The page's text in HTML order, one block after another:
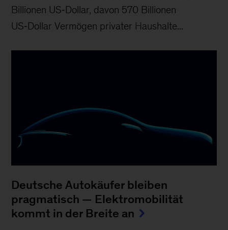
Billionen US‑Dollar, davon 570 Billionen
US‑Dollar Vermögen privater Haushalte...
Deutsche Autokäufer bleiben
pragmatisch — Elektromobilität
kommt in der Breite an